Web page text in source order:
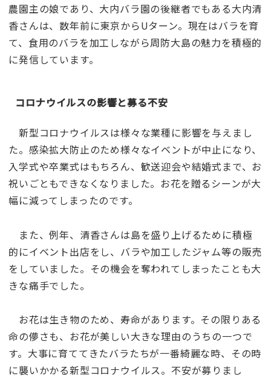
農園主の娘であり、大内バラ園の後継者でもある大内清
香さんは、数年前に東京からUターン。現在はバラを育
て、食用のバラを加工しながら周防大島の魅力を積極的
に発信しています。
コロナウイルスの影響と募る不安
新型コロナウイルスは様々な業種に影響を与えまし
た。感染拡大防止のため様々なイベントが中止になり、
入学式や卒業式はもちろん、歓送迎会や結婚式まで、お
祝いごともできなくなりました。お花を贈るシーンが大
幅に減ってしまったのです。
また、例年、清香さんは島を盛り上げるために積極
的にイベント出店をし、バラや加工したジャム等の販売
をしていました。その機会を奪われてしまったことも大
きな痛手でした。
お花は生き物のため、寿命があります。その限りある
命の儚さも、お花が美しい大きな理由のうちの一つで
す。大事に育ててきたバラたちが一番綺麗な時、その時
に襲いかかる新型コロナウイルス。不安が募りまし